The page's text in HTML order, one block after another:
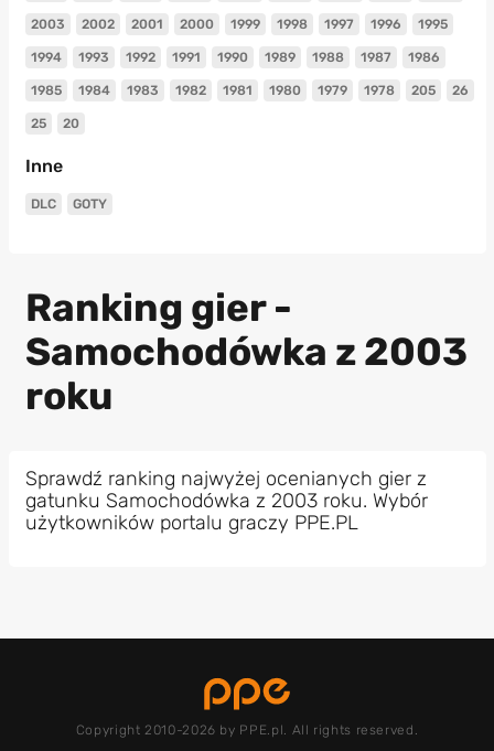
2003 2002 2001 2000 1999 1998 1997 1996 1995
1994 1993 1992 1991 1990 1989 1988 1987 1986
1985 1984 1983 1982 1981 1980 1979 1978 205 26
25 20
Inne
DLC GOTY
Ranking gier -
Samochodówka z 2003
roku
Sprawdź ranking najwyżej ocenianych gier z
gatunku Samochodówka z 2003 roku. Wybór
użytkowników portalu graczy PPE.PL
Copyright 2010-2026 by PPE.pl. All rights reserved.